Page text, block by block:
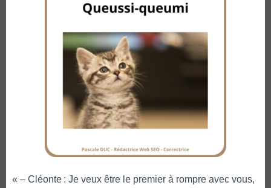
« – Cléonte : Je veux être le premier à rompre avec vous,